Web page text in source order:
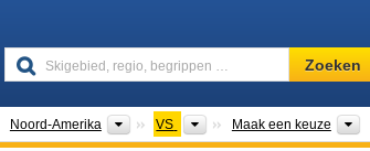
Skigebied,
regio,
…
Zoeken
Noord-Amerika Continenten
VS LandenMaak een keuze